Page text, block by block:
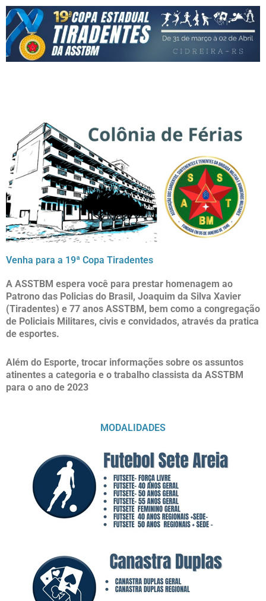
Venha para a 19ª Copa Tiradentes
A ASSTBM espera você para prestar homenagem ao
Patrono das Policias do Brasil, Joaquim da Silva Xavier
(Tiradentes) e 77 anos ASSTBM, bem como a congregação
de Policiais Militares, civis e convidados, através da pratica
de esportes.
Além do Esporte, trocar informações sobre os assuntos
atinentes a categoria e o trabalho classista da ASSTBM
para o ano de 2023
MODALIDADES